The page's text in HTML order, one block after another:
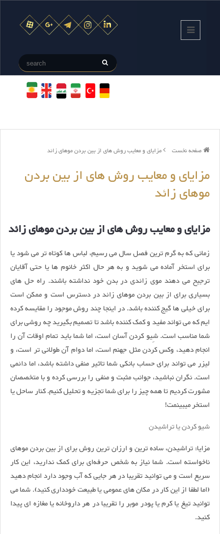
صفحه نخست مزایای و معایب روش های از بین بردن موهای زائد
مزایای و معایب روش های از بین بردن
موهای زائد
مزایای و معایب روش های از بین بردن موهای زائد
زمانی که به گرم ترین فصل سال می رسیم، لباس ها کوتاه تر می شود یا
برای استخر آماده می شوید و به هر حال اکثر خانوم ها یا حتی آقایان
ترجیح می دهند موی زائدی در بدن خود نداشته باشند. راه حل های
بسیاری برای از بین بردن موهای زائد در دسترس است و ممکن است
برای خیلی ها گیج کننده باشد. در اینجا چند روش موجود را مقایسه کرده
ایم که می تواند مفید و کمک کننده باشد تا تصمیم بگیرید چه روشی برای
شما مناسب است. شِیو کردن آسان است، اما شما باید تمام اوقات آن را
انجام دهید، وکس کردن مثل جهنم است، اما دوام آن طولانی تر است، و
لیزر می تواند برای حساب بانکی شما تاثیر منفی داشته باشد، اما دائمی
است. نگران نباشید، جوانب مثبت و منفی را بررسی کرده و با متخصصان
مشورت کردیم تا همه چیز را برای شما تجزیه و تحلیل کنیم. کنار ساحل یا
استخر میبینمت!
شیو کردن یا تراشیدن
مزایا: تراشیدن، ساده ترین و ارزان ترین روش برای از بین بردن موهای
ناخواسته است. شما نیاز به شخص حرفه‌ای برای کمک ندارید، این کار
سریع است و می توانید تقریبا در هر جایی که آب وجود دارد انجام دهید
(اما لطفا از این کار در مکان های عمومی یا طبیعت خودداری کنید). شما می
توانید تیغ یا کرم یا پودر موبر را تقریبا در هر داروخانه یا مغازه ای پیدا
کنید.